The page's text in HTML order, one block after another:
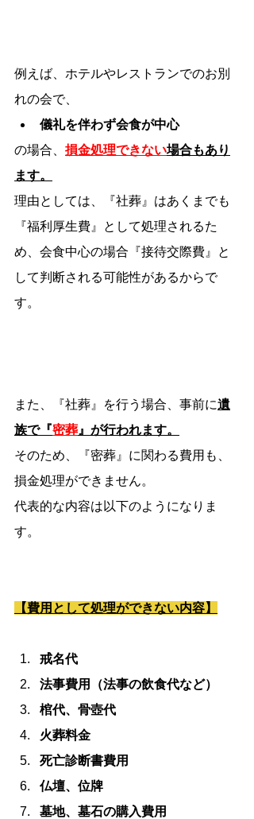
例えば、ホテルやレストランでのお別
れの会で、
儀礼を伴わず会食が中心
の場合、 損金処理できない場合もあり
ます。
理由としては、『社葬』はあくまでも
『福利厚生費』として処理されるた
め、会食中心の場合『接待交際費』と
して判断される可能性があるからで
す。
また、『社葬』を行う場合、事前に遺
族で『密葬 』が行われます。
そのため、『密葬』に関わる費用も、
損金処理ができません。
代表的な内容は以下のようになりま
す。
【費用として処理ができない内容】
戒名代
法事費用（法事の飲食代など）
棺代、骨壺代
火葬料金
死亡診断書費用
仏壇、位牌
墓地、墓石の購入費用